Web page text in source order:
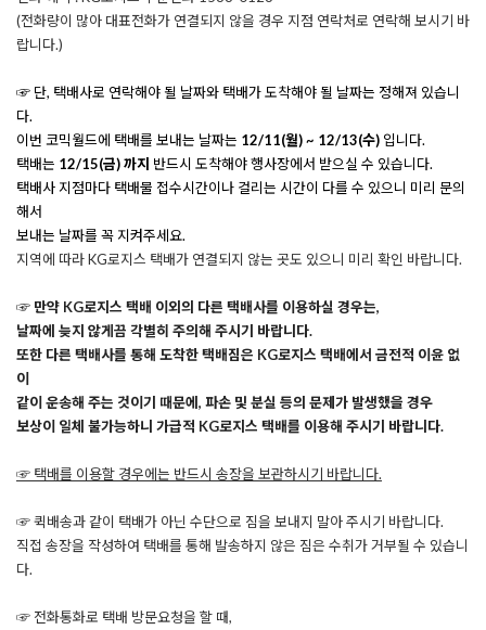
(전화량이 많아 대표전화가 연결되지 않을 경우 지점 연락처로 연락해 보시기 바
랍니다.)
☞ 단, 택배사로 연락해야 될 날짜와 택배가 도착해야 될 날짜는 정해져 있습니
다.
이번 코믹월드에 택배를 보내는 날짜는 12/11(월) ~ 12/13(수) 입니다.
택배는 12/15(금) 까지 반드시 도착해야 행사장에서 받으실 수 있습니다.
택배사 지점마다 택배물 접수시간이나 걸리는 시간이 다를 수 있으니 미리 문의
해서
보내는 날짜를 꼭 지켜주세요.
지역에 따라 KG로지스 택배가 연결되지 않는 곳도 있으니 미리 확인 바랍니다.
☞ 만약 KG로지스 택배 이외의 다른 택배사를 이용하실 경우는,
날짜에 늦지 않게끔 각별히 주의해 주시기 바랍니다.
또한 다른 택배사를 통해 도착한 택배짐은 KG로지스 택배에서 금전적 이윤 없
이
같이 운송해 주는 것이기 때문에, 파손 및 분실 등의 문제가 발생했을 경우
보상이 일체 불가능하니 가급적 KG로지스 택배를 이용해 주시기 바랍니다.
☞ 택배를 이용할 경우에는 반드시 송장을 보관하시기 바랍니다.
☞ 퀵배송과 같이 택배가 아닌 수단으로 짐을 보내지 말아 주시기 바랍니다.
직접 송장을 작성하여 택배를 통해 발송하지 않은 짐은 수취가 거부될 수 있습니
다.
☞ 전화통화로 택배 방문요청을 할 때,